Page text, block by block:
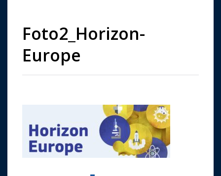
Foto2_Horizon-
Europe